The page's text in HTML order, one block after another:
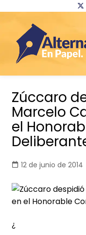
contenido
Zúccaro
Marcelo
el
12 de junio de 2014
¿